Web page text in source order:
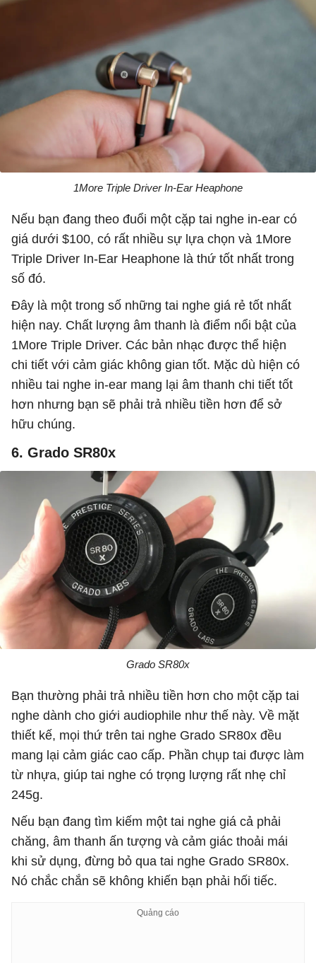
1More Triple Driver In-Ear Heaphone
Nếu bạn đang theo đuổi một cặp tai nghe in-ear có
giá dưới $100, có rất nhiều sự lựa chọn và 1More
Triple Driver In-Ear Heaphone là thứ tốt nhất trong
số đó.
Đây là một trong số những tai nghe giá rẻ tốt nhất
hiện nay. Chất lượng âm thanh là điểm nổi bật của
1More Triple Driver. Các bản nhạc được thể hiện
chi tiết với cảm giác không gian tốt. Mặc dù hiện có
nhiều tai nghe in-ear mang lại âm thanh chi tiết tốt
hơn nhưng bạn sẽ phải trả nhiều tiền hơn để sở
hữu chúng.
6. Grado SR80x
Grado SR80x
Bạn thường phải trả nhiều tiền hơn cho một cặp tai
nghe dành cho giới audiophile như thế này. Về mặt
thiết kế, mọi thứ trên tai nghe Grado SR80x đều
mang lại cảm giác cao cấp. Phần chụp tai được làm
từ nhựa, giúp tai nghe có trọng lượng rất nhẹ chỉ
245g.
Nếu bạn đang tìm kiếm một tai nghe giá cả phải
chăng, âm thanh ấn tượng và cảm giác thoải mái
khi sử dụng, đừng bỏ qua tai nghe Grado SR80x.
Nó chắc chắn sẽ không khiến bạn phải hối tiếc.